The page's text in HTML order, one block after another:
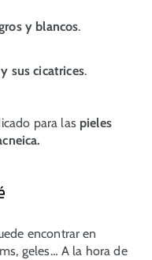
y blancos.
sus cicatrices.
para las pieles
encontrar en
geles… A la hora de